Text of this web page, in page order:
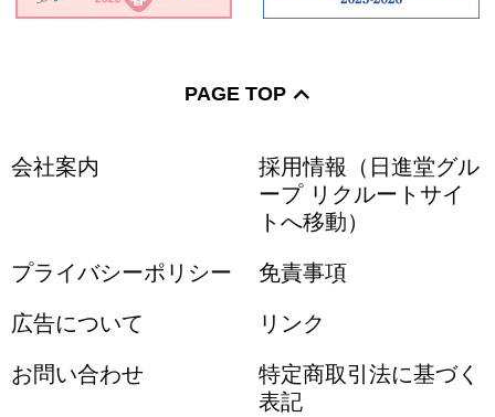
PAGE TOP
会社案内
採用情報（日進堂グル
ープ リクルートサイ
トへ移動）
プライバシーポリシー 免責事項
広告について リンク
お問い合わせ
特定商取引法に基づく
表記